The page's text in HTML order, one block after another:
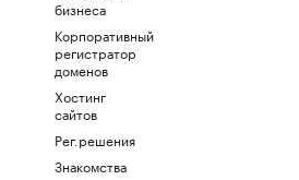
бизнеса
Корпоративный
регистратор
доменов
Хостинг
сайтов
Рег.решения
Знакомства